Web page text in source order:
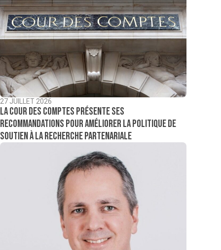
27 JUILLET 2026
La Cour des comptes présente ses
recommandations pour améliorer la politique de
soutien à la recherche partenariale